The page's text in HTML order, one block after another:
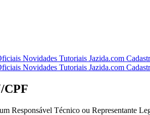
Novidades Tutoriais Jazida.com
Novidades Tutoriais Jazida.com
CPF
Responsável Técnico ou Representante